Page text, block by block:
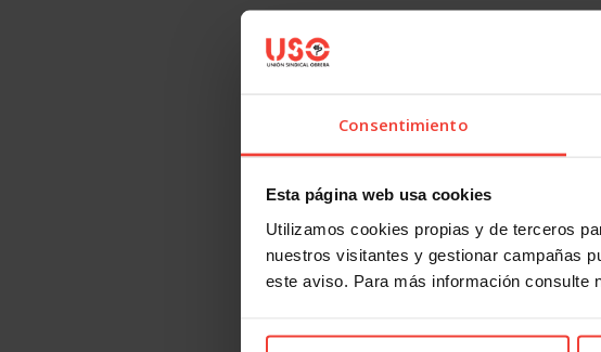
Consentimiento
Esta página web usa cookies
Utilizamos cookies propias y de terceros
nuestros visitantes y gestionar campañas
este aviso. Para más información consulte